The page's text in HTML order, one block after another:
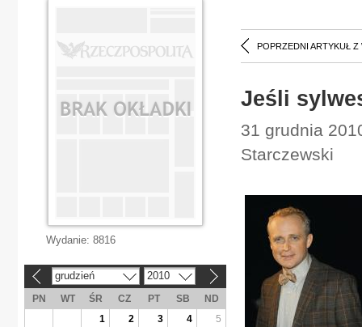
POPRZEDNI ARTYKUŁ Z
Jeśli
31 grudnia
Starczewski
Wydanie: 8816
grudzień 2010
PN WT ŚR CZ PT SB
ND
1
2 3 4
5